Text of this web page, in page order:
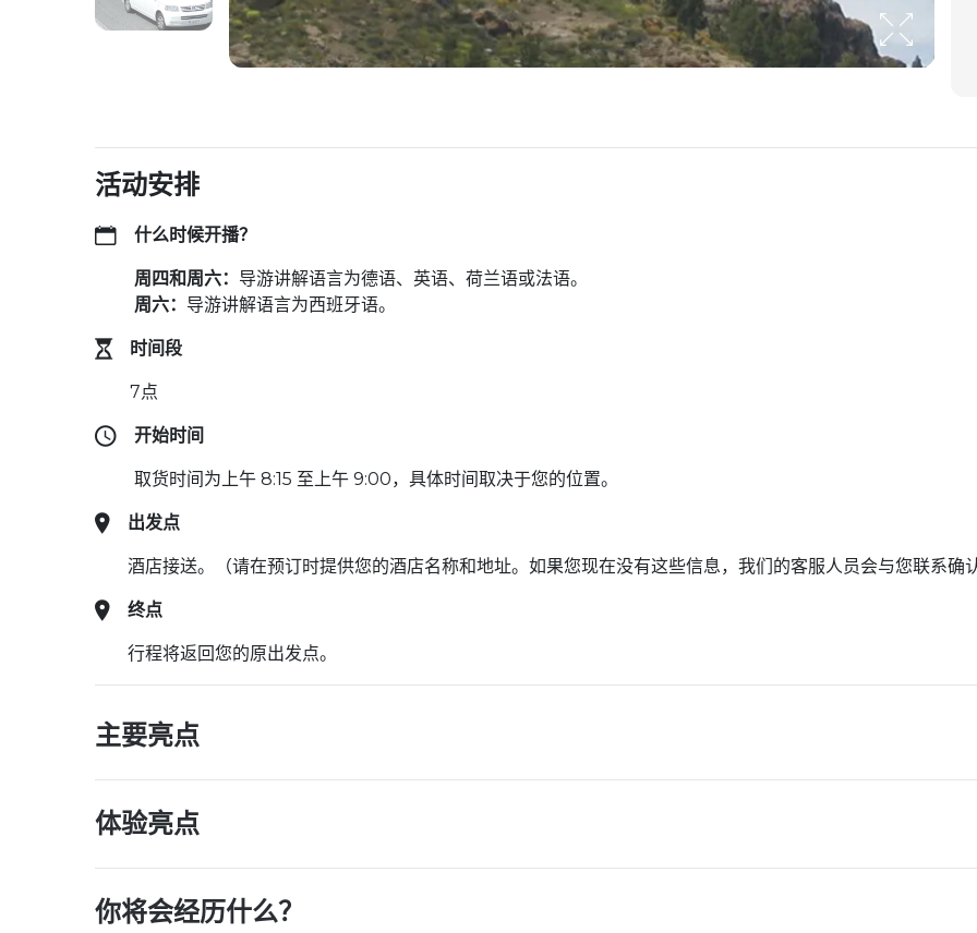
活动安排
什么时候开播？
周四和周六： 导游讲解语言为德语、英语、荷兰语或法语。
周六： 导游讲解语言为西班牙语。
时间段
7点
开始时间
取货时间为上午 8:15 至上午 9:00，具体时间取决于您的位置。
出发点
酒店接送。（请在预订时提供您的酒店名称和地址。如果您现在没有这些信息，我们的客服人员会与您联系确
终点
行程将返回您的原出发点。
主要亮点
体验亮点
你将会经历什么？